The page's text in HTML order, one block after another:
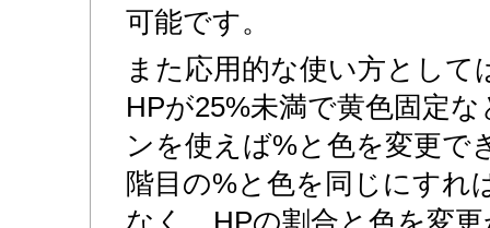
可能です。
また応用的な使い方として
HPが25%未満で黄色固定
ンを使えば%と色を変更で
階目の%と色を同じにすれ
なく、HPの割合と色を変